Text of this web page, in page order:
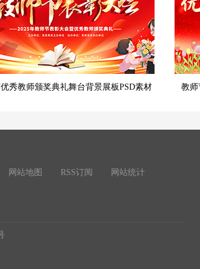
秀教师颁奖典礼舞台背景展板PSD素材 教师
网站地图 RSS订阅 网站统计